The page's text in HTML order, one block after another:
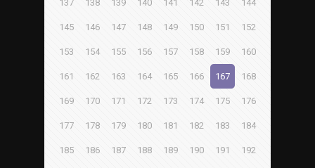
137 138 139 140 141 142 143 144
145 146 147 148 149 150 151 152
153 154 155 156 157 158 159 160
161 162 163 164 165 166 167 168
169 170 171 172 173 174 175 176
177 178 179 180 181 182 183 184
185 186 187 188 189 190 191 192